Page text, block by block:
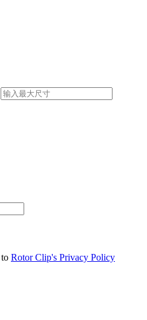
Rotor Clip's Privacy Policy